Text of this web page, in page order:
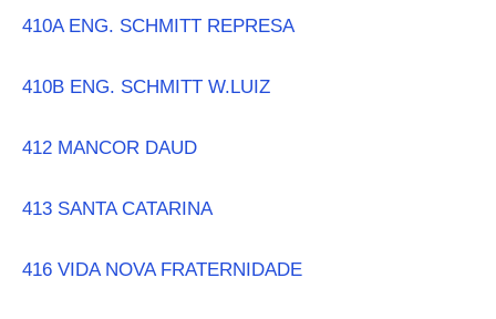
410A ENG. SCHMITT REPRESA
410B ENG. SCHMITT W.LUIZ
412 MANCOR DAUD
413 SANTA CATARINA
416 VIDA NOVA FRATERNIDADE